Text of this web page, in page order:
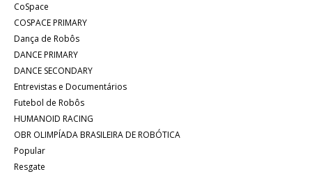
CoSpace
COSPACE PRIMARY
Dança de Robôs
DANCE PRIMARY
DANCE SECONDARY
Entrevistas e Documentários
Futebol de Robôs
HUMANOID RACING
OBR OLIMPÍADA BRASILEIRA DE ROBÓTICA
Popular
Resgate